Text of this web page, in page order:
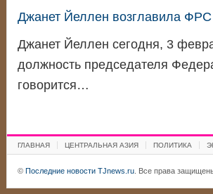
Джанет Йеллен возглавила
Джанет Йеллен сегодня, 3
должность председателя
говорится…
ГЛАВНАЯ ЦЕНТРАЛЬНАЯ АЗИЯ ПОЛИТИКА
© Последние новости TJnews.ru. Все права